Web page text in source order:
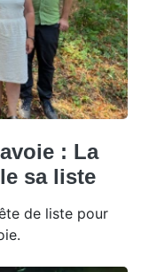
: La
sa liste
de liste pour